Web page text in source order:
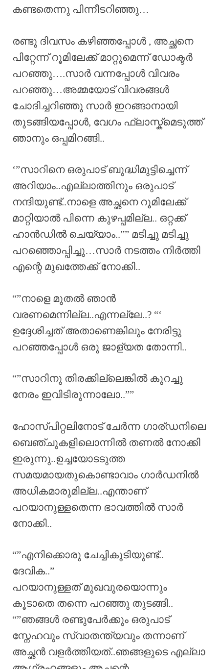
കണ്ടതെന്നു പിന്നീടറിഞ്ഞു…
രണ്ടു ദിവസം കഴിഞ്ഞപ്പോൾ , അച്ഛനെ
പിറ്റേന്ന് റൂമിലേക്ക്‌ മാറ്റുമെന്ന് ഡോക്ടർ
പറഞ്ഞു….സാർ വന്നപ്പോൾ വിവരം
പറഞ്ഞു…അമ്മയോട് വിവരങ്ങൾ
ചോദിച്ചറിഞ്ഞു സാർ ഇറങ്ങാനായി
തുടങ്ങിയപ്പോൾ, വേഗം ഫ്ലാസ്ക്‌മെടുത്ത്
ഞാനും ഒപ്പമിറങ്ങി..
‘”സാറിനെ ഒരുപാട് ബുദ്ധിമുട്ടിച്ചെന്ന്
അറിയാം..എല്ലാത്തിനും ഒരുപാട്
നന്ദിയുണ്ട്..നാളെ അച്ഛനെ റൂമിലേക്ക്‌
മാറ്റിയാൽ പിന്നെ കുഴപ്പമില്ല.. ഒറ്റക്ക്
ഹാൻഡിൽ ചെയ്യാം..”” മടിച്ചു മടിച്ചു
പറഞ്ഞൊപ്പിച്ചു…സാർ നടത്തം നിർത്തി
എന്റെ മുഖത്തേക്ക് നോക്കി..
“”നാളെ മുതൽ ഞാൻ
വരണമെന്നില്ല..എന്നല്ലേ..? “‘
ഉദ്ദേശിച്ചത് അതാണെങ്കിലും നേരിട്ടു
പറഞ്ഞപ്പോൾ ഒരു ജാള്യത തോന്നി..
“”സാറിനു തിരക്കില്ലെങ്കിൽ കുറച്ചു
നേരം ഇവിടിരുന്നാലോ..””
ഹോസ്പിറ്റലിനോട് ചേർന്ന ഗാര്ഡനിലെ
ബെഞ്ചുകളിലൊന്നിൽ തണൽ നോക്കി
ഇരുന്നു..ഉച്ചയോടടുത്ത
സമയമായതുകൊണ്ടാവാം ഗാർഡനിൽ
അധികമാരുമില്ല..എന്താണ്
പറയാനുള്ളതെന്ന ഭാവത്തിൽ സാർ
നോക്കി..
“”എനിക്കൊരു ചേച്ചികൂടിയുണ്ട്..
ദേവിക..”
പറയാനുള്ളത് മുഖവുരയൊന്നും
കൂടാതെ തന്നെ പറഞ്ഞു തുടങ്ങി..
“”ഞങ്ങൾ രണ്ടുപേർക്കും ഒരുപാട്
സ്നേഹവും സ്വാതന്ത്യവും തന്നാണ്
അച്ഛൻ വളർത്തിയത്..ഞങ്ങളുടെ എല്ലാ